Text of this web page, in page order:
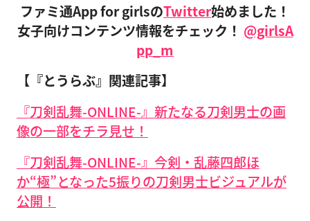
ファミ通App for girlsのTwitter始めました！
女子向けコンテンツ情報をチェック！ @girlsA
pp_m
【『とうらぶ』関連記事】
『刀剣乱舞-ONLINE-』新たなる刀剣男士の画
像の一部をチラ見せ！
『刀剣乱舞-ONLINE-』今剣・乱藤四郎ほ
か“極”となった5振りの刀剣男士ビジュアルが
公開！